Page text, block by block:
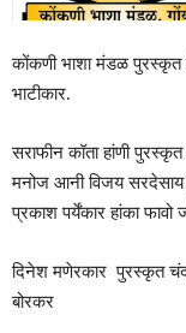
कोंकणी भाशा मंडळ पुरस्कृत
भाटीकार.
सराफीन कॉता हांणी
मनोज आनी विजय सरदेसाय
प्रकाश पर्येंकार हांका फावो
दिनेश मणेरकार पुरस्कृत
बोरकर